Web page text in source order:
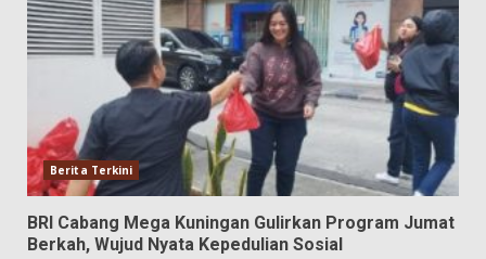
Berita Terkini
BRI Cabang Mega Kuningan Gulirkan Program Jumat
Berkah, Wujud Nyata Kepedulian Sosial